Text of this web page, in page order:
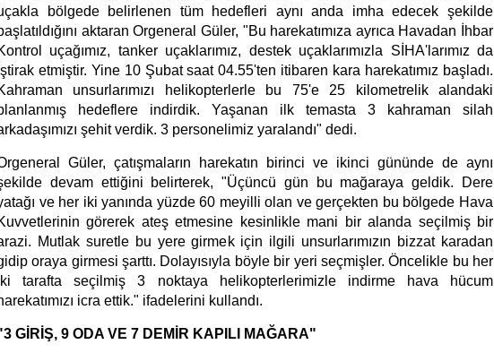
bölgede belirlenen tüm hedefleri aynı anda imha edecek şekilde
aktaran Orgeneral Güler, "Bu harekatımıza ayrıca Havadan İhbar
uçağımız, tanker uçaklarımız, destek uçaklarımızla SİHA'larımız da
etmiştir. Yine 10 Şubat saat 04.55'ten itibaren kara harekatımız başladı.
unsurlarımızı helikopterlerle bu 75'e 25 kilometrelik alandaki
hedeflere indirdik. Yaşanan ilk temasta 3 kahraman silah
şehit verdik. 3 personelimiz yaralandı" dedi.
Güler, çatışmaların harekatın birinci ve ikinci gününde de aynı
devam ettiğini belirterek, "Üçüncü gün bu mağaraya geldik. Dere
ve her iki yanında yüzde 60 meyilli olan ve gerçekten bu bölgede Hava
görerek ateş etmesine kesinlikle mani bir alanda seçilmiş bir
Mutlak suretle bu yere girmek için ilgili unsurlarımızın bizzat karadan
oraya girmesi şarttı. Dolayısıyla böyle bir yeri seçmişler. Öncelikle bu her
tarafta seçilmiş 3 noktaya helikopterlerimizle indirme hava hücum
icra ettik." ifadelerini kullandı.
GİRİŞ, 9 ODA VE 7 DEMİR KAPILI MAĞARA"